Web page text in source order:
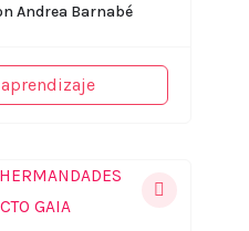
Andrea Barnabé